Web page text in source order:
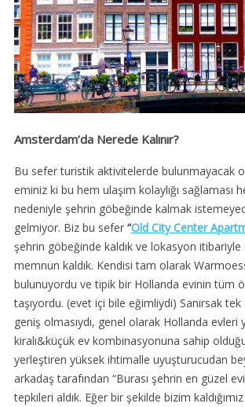
Amsterdam’da Nerede Kalınır?
Bu sefer turistik aktivitelerde bulunmayacak
eminiz ki bu hem ulaşım kolaylığı sağlaması
nedeniyle şehrin göbeğinde kalmak
gelmiyor. Biz bu sefer “Old City Center
şehrin göbeğinde kaldık ve lokasyon
memnun kaldık. Kendisi tam olarak
bulunuyordu ve tipik bir Hollanda evinin tüm
taşıyordu. (evet içi bile eğimliydi) Sanırsak tek
geniş olmasıydı, genel olarak Hollanda evleri
kiralı&küçük ev kombinasyonuna sahip
yerleştiren yüksek ihtimalle uyuşturucudan
arkadaş tarafından “Burası şehrin en güzel
tepkileri aldık. Eğer bir şekilde bizim